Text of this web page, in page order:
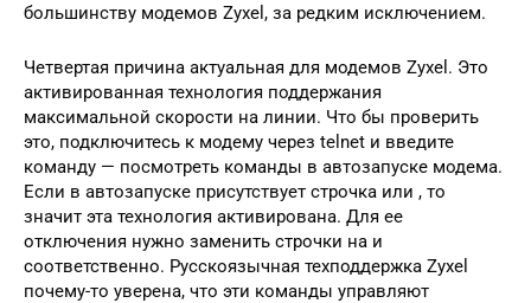
большинству модемов Zyxel, за редким исключением.
Четвертая причина актуальная для модемов Zyxel. Это
активированная технология поддержания
максимальной скорости на линии. Что бы проверить
это, подключитесь к модему через telnet и введите
команду — посмотреть команды в автозапуске модема.
Если в автозапуске присутствует строчка или , то
значит эта технология активирована. Для ее
отключения нужно заменить строчки на и
соответственно. Русскоязычная техподдержка Zyxel
почему-то уверена, что эти команды управляют